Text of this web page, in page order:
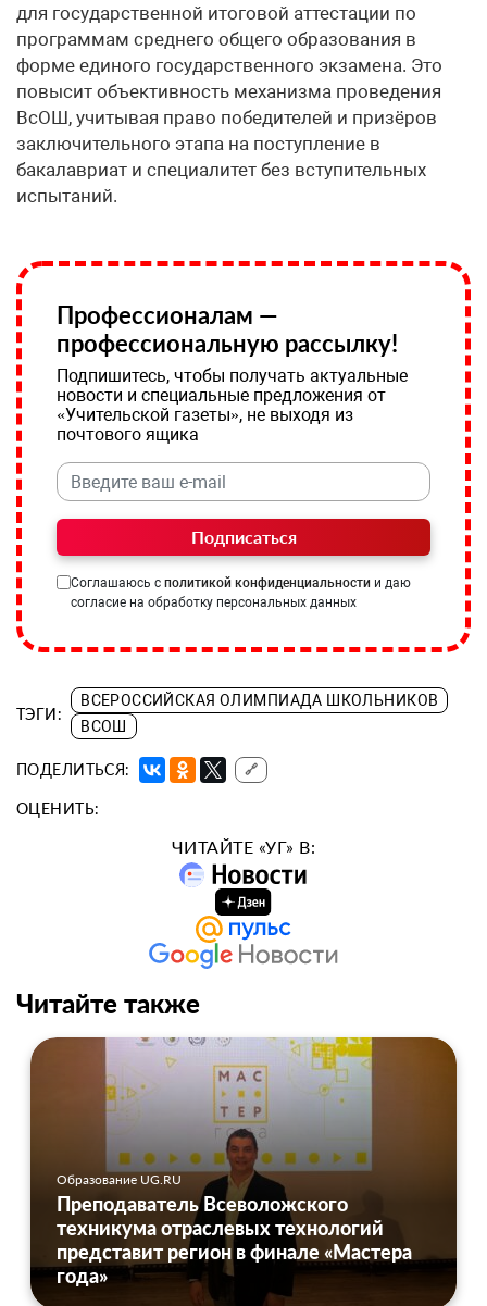
для государственной итоговой аттестации по
программам среднего общего образования в
форме единого государственного экзамена. Это
повысит объективность механизма проведения
ВсОШ, учитывая право победителей и призёров
заключительного этапа на поступление в
бакалавриат и специалитет без вступительных
испытаний.
Профессионалам —
профессиональную рассылку!
Подпишитесь, чтобы получать актуальные
новости и специальные предложения от
«Учительской газеты», не выходя из
почтового ящика
Подписаться
Соглашаюсь с политикой конфиденциальности и даю
согласие на обработку персональных данных
ТЭГИ:
ВСЕРОССИЙСКАЯ ОЛИМПИАДА ШКОЛЬНИКОВ
ВСОШ
ПОДЕЛИТЬСЯ: 🔗
ОЦЕНИТЬ:
ЧИТАЙТЕ «УГ» В:
Читайте также
Образование UG.RU
Преподаватель Всеволожского
техникума отраслевых технологий
представит регион в финале «Мастера
года»